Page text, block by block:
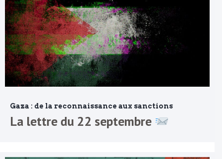
Gaza : de la reconnaissance aux sanctions
La lettre du 22 septembre